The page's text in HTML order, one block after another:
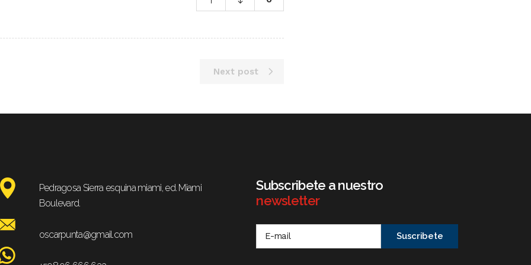
Next post
Pedragosa Sierra esquina miami, ed. Miami
Boulevard.
oscarpunta@gmail.com
Subscribete a nuestro
newsletter